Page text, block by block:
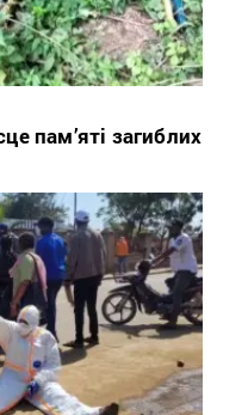
пам’яті загиблих